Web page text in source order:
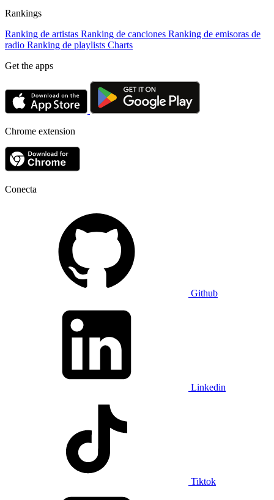
Rankings
Ranking de artistas Ranking de canciones Ranking de emisoras de
radio Ranking de playlists Charts
Get the apps
Chrome extension
Conecta
Github
Linkedin
Tiktok